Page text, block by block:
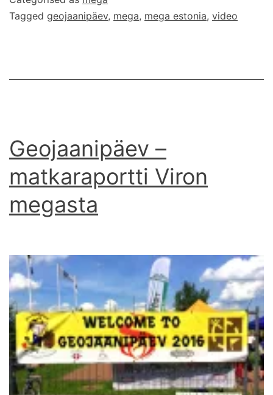
Tagged geojaanipäev, mega, mega estonia, video
Geojaanipäev –
matkaraportti Viron
megasta